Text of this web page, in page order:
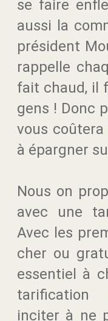
se faire
aussi la
président
rappelle
fait chaud, il
gens ! Donc
vous coûtera
à épargner
Nous on
avec une
Avec les
cher ou
essentiel à
tarification
inciter à ne